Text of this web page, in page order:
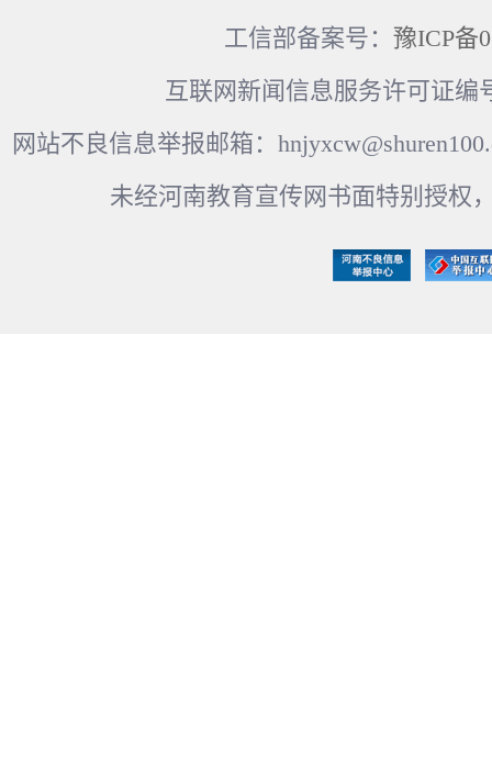
工信部备案号： 豫ICP备
互联网新闻信息服务许可证编
网站不良信息举报邮箱：
未经河南教育宣传网书面特别授权